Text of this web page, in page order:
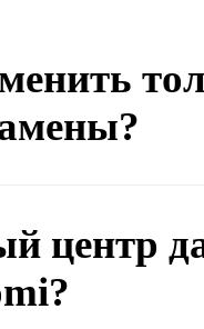
центр